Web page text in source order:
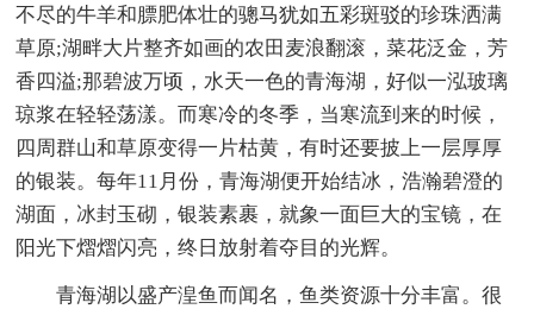
不尽的牛羊和膘肥体壮的骢马犹如五彩斑驳的珍珠洒满
草原;湖畔大片整齐如画的农田麦浪翻滚，菜花泛金，芳
香四溢;那碧波万顷，水天一色的青海湖，好似一泓玻璃
琼浆在轻轻荡漾。而寒冷的冬季，当寒流到来的时候，
四周群山和草原变得一片枯黄，有时还要披上一层厚厚
的银装。每年11月份，青海湖便开始结冰，浩瀚碧澄的
湖面，冰封玉砌，银装素裹，就象一面巨大的宝镜，在
阳光下熠熠闪亮，终日放射着夺目的光辉。
青海湖以盛产湟鱼而闻名，鱼类资源十分丰富。很